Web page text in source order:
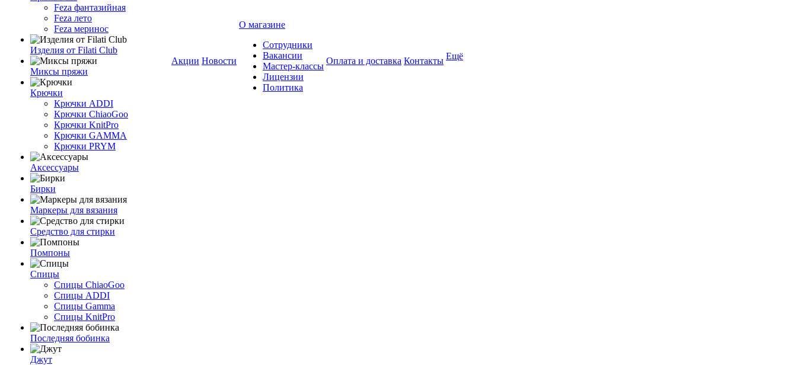
Feza фантазийная
Feza лето
Feza меринос
Изделия от Filati Club
Миксы пряжи
Крючки
Крючки ADDI
Крючки ChiaoGoo
Крючки KnitPro
Крючки GAMMA
Крючки PRYM
Аксессуары
Бирки
Маркеры для вязания
Средство для стирки
Помпоны
Спицы
Спицы ChiaoGoo
Спицы ADDI
Спицы Gamma
Спицы KnitPro
Последняя бобинка
Джут
Акции Новости
О магазине
Сотрудники
Вакансии
Мастер-классы
Лицензии
Политика
Оплата и доставка Контакты Ещё